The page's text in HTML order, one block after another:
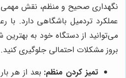
نگهداری صحیح و منظم، نقش
عملکرد تردمیل باشگاهی دارد. با
می‌توانید از دستگاه خود به
بروز مشکلات احتمالی جلوگیری کنید.
تمیز کردن منظم: بعد از هر